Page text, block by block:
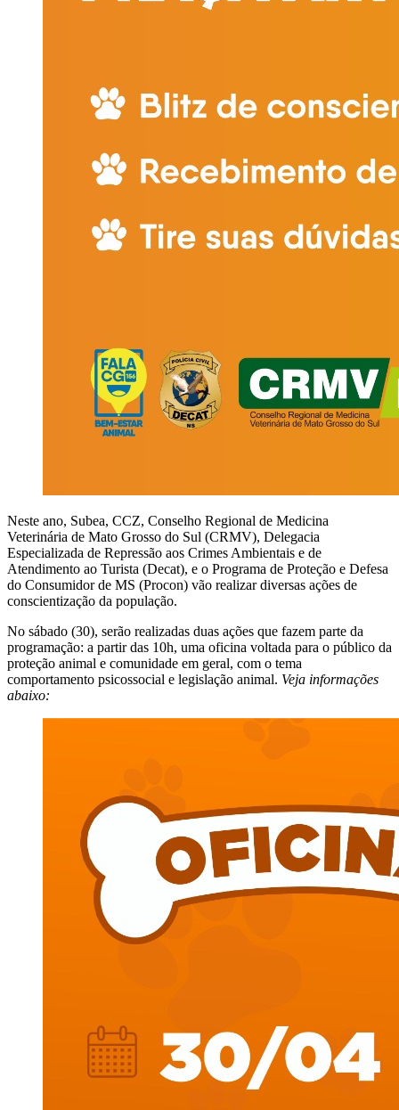
Neste ano, Subea, CCZ, Conselho Regional de Medicina
Veterinária de Mato Grosso do Sul (CRMV), Delegacia
Especializada de Repressão aos Crimes Ambientais e de
Atendimento ao Turista (Decat), e o Programa de Proteção e Defesa
do Consumidor de MS (Procon) vão realizar diversas ações de
conscientização da população.
No sábado (30), serão realizadas duas ações que fazem parte da
programação: a partir das 10h, uma oficina voltada para o público da
proteção animal e comunidade em geral, com o tema
comportamento psicossocial e legislação animal. Veja informações
abaixo: